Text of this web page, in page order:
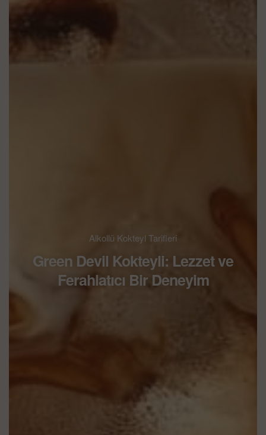
Alkollü Kokteyl Tarifleri
Green Devil Kokteyli: Lezzet ve
Ferahlatıcı Bir Deneyim